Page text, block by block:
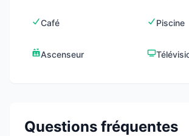
Café Piscine
Ascenseur
Questions fréquentes